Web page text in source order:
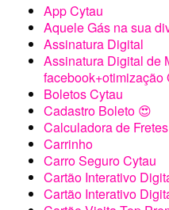
App Cytau
Aquele Gás na sua
Assinatura Digital
Assinatura Digital de
facebook+otimização
Boletos Cytau
Cadastro Boleto 😍
Calculadora de
Carrinho
Carro Seguro Cytau
Cartão Interativo
Cartão Interativo